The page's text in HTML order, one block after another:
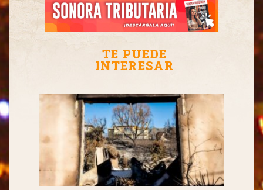
TE PUEDE
INTERESAR